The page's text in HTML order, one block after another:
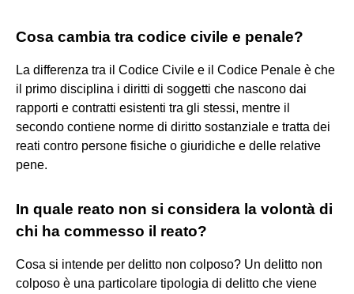
Cosa cambia tra codice civile e penale?
La differenza tra il Codice Civile e il Codice Penale è che
il primo disciplina i diritti di soggetti che nascono dai
rapporti e contratti esistenti tra gli stessi, mentre il
secondo contiene norme di diritto sostanziale e tratta dei
reati contro persone fisiche o giuridiche e delle relative
pene.
In quale reato non si considera la volontà di
chi ha commesso il reato?
Cosa si intende per delitto non colposo? Un delitto non
colposo è una particolare tipologia di delitto che viene